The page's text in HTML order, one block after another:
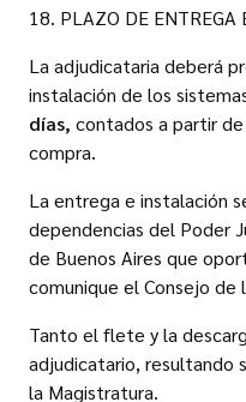
18. PLAZO DE ENTREGA
La adjudicataria deberá
instalación de los
días, contados a partir
compra.
La entrega e instalación
dependencias del Poder
de Buenos Aires que
comunique el Consejo
Tanto el flete y la
adjudicatario, resultando
la Magistratura.